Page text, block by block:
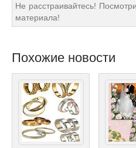
Не расстраивайтесь!
материала!
Похожие новости